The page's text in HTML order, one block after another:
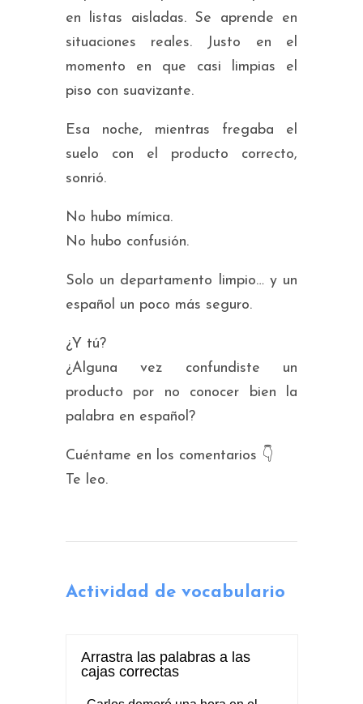
en listas aisladas. Se aprende en
situaciones reales. Justo en el
momento en que casi limpias el
piso con suavizante.
Esa noche, mientras fregaba el
suelo con el producto correcto,
sonrió.
No hubo mímica.
No hubo confusión.
Solo un departamento limpio… y un
español un poco más seguro.
¿Y tú?
¿Alguna vez confundiste un
producto por no conocer bien la
palabra en español?
Cuéntame en los comentarios 👇
Te leo.
Actividad de vocabulario